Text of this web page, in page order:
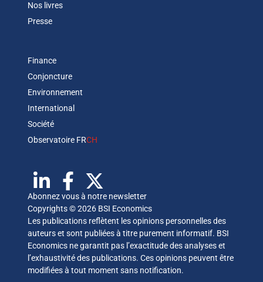
Nos livres
Presse
Finance
Conjoncture
Environnement
International
Société
Observatoire FRCH
Abonnez vous à notre newsletter
Copyrights © 2026 BSI Economics
Les publications reflètent les opinions personnelles des
auteurs et sont publiées à titre purement informatif. BSI
Economics ne garantit pas l’exactitude des analyses et
l’exhaustivité des publications. Ces opinions peuvent être
modifiées à tout moment sans notification.